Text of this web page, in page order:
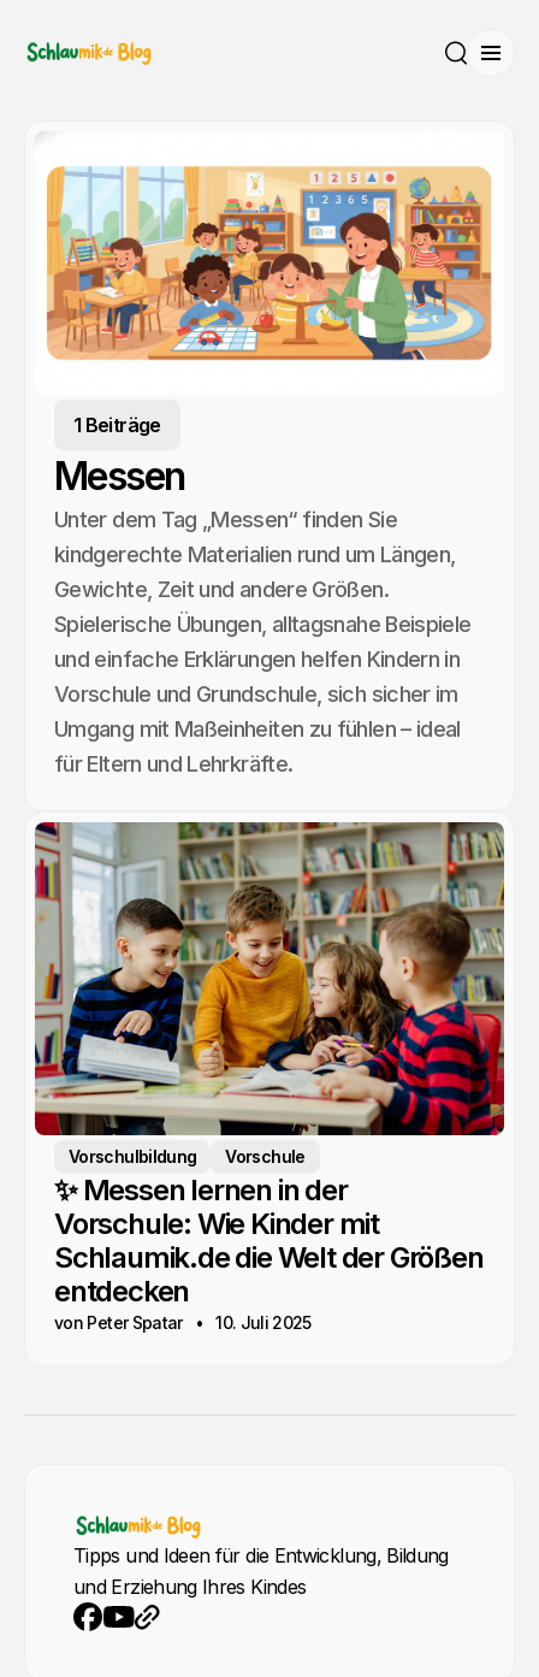
1 Beiträge
Messen
Unter dem Tag „Messen“ finden Sie
kindgerechte Materialien rund um Längen,
Gewichte, Zeit und andere Größen.
Spielerische Übungen, alltagsnahe Beispiele
und einfache Erklärungen helfen Kindern in
Vorschule und Grundschule, sich sicher im
Umgang mit Maßeinheiten zu fühlen – ideal
für Eltern und Lehrkräfte.
Vorschulbildung Vorschule
✨ Messen lernen in der
Vorschule: Wie Kinder mit
Schlaumik.de die Welt der Größen
entdecken
von Peter Spatar 10. Juli 2025
Tipps und Ideen für die Entwicklung, Bildung
und Erziehung Ihres Kindes